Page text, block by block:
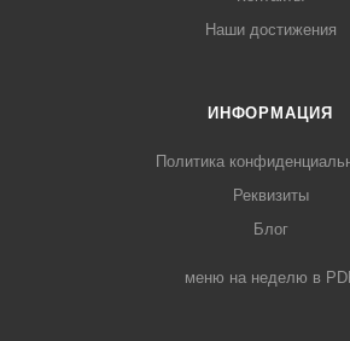
Наши достижения
ИНФОРМАЦИЯ
Политика
Реквизиты
Блог
меню на неделю в